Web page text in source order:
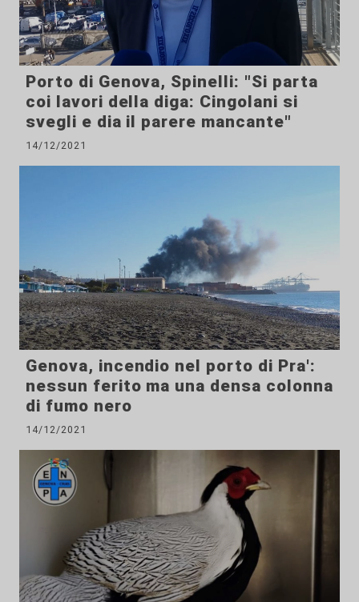
Porto di Genova, Spinelli: "Si parta
coi lavori della diga: Cingolani si
svegli e dia il parere mancante"
14/12/2021
Genova, incendio nel porto di Pra':
nessun ferito ma una densa colonna
di fumo nero
14/12/2021